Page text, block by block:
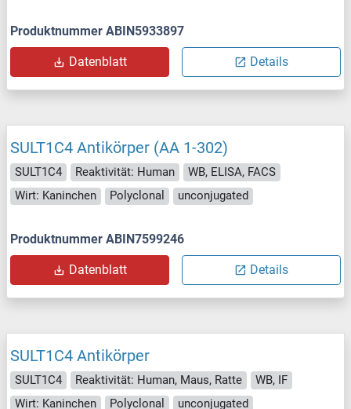
Produktnummer ABIN5933897
Datenblatt Details
SULT1C4 Antikörper (AA 1-302)
SULT1C4 Reaktivität: Human
WB, ELISA, FACS
Wirt: Kaninchen
Polyclonal unconjugated
Produktnummer ABIN7599246
Datenblatt Details
SULT1C4 Antikörper
SULT1C4 Reaktivität: Human, Maus, Ratte
WB, IF
Wirt: Kaninchen
Polyclonal unconjugated